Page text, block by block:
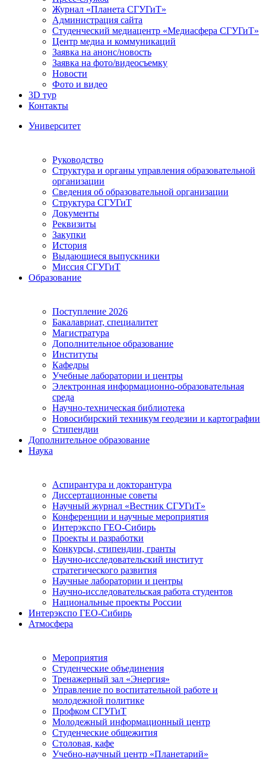
Журнал «Планета СГУГиТ»
Администрация сайта
Студенческий медиацентр «Медиасфера СГУГиТ»
Центр медиа и коммуникаций
Заявка на анонс/новость
Заявка на фото/видеосъемку
Новости
Фото и видео
3D тур
Контакты
Университет
Руководство
Структура и органы управления образовательной
организации
Сведения об образовательной организации
Структура СГУГиТ
Документы
Реквизиты
Закупки
История
Выдающиеся выпускники
Миссия СГУГиТ
Образование
Поступление 2026
Бакалавриат, специалитет
Магистратура
Дополнительное образование
Институты
Кафедры
Учебные лаборатории и центры
Электронная информационно-образовательная
среда
Научно-техническая библиотека
Новосибирский техникум геодезии и картографии
Стипендии
Дополнительное образование
Наука
Аспирантура и докторантура
Диссертационные советы
Научный журнал «Вестник СГУГиТ»
Конференции и научные мероприятия
Интерэкспо ГЕО-Сибирь
Проекты и разработки
Конкурсы, стипендии, гранты
Научно-исследовательский институт
стратегического развития
Научные лаборатории и центры
Научно-исследовательская работа студентов
Национальные проекты России
Интерэкспо ГЕО-Сибирь
Атмосфера
Мероприятия
Студенческие объединения
Тренажерный зал «Энергия»
Управление по воспитательной работе и
молодежной политике
Профком СГУГиТ
Молодежный информационный центр
Студенческие общежития
Столовая, кафе
Учебно-научный центр «Планетарий»